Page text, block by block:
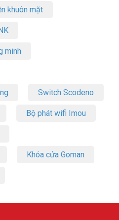
khuôn mặt
minh
Switch Scodeno
Bộ phát wifi Imou
Khóa cửa Goman